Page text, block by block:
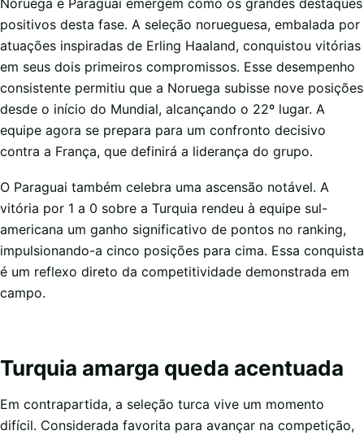
positivos desta fase. A seleção norueguesa, embalada por
atuações inspiradas de Erling Haaland, conquistou vitórias
em seus dois primeiros compromissos. Esse desempenho
consistente permitiu que a Noruega subisse nove posições
desde o início do Mundial, alcançando o 22º lugar. A
equipe agora se prepara para um confronto decisivo
contra a França, que definirá a liderança do grupo.
O Paraguai também celebra uma ascensão notável. A
vitória por 1 a 0 sobre a Turquia rendeu à equipe sul-
americana um ganho significativo de pontos no ranking,
impulsionando-a cinco posições para cima. Essa conquista
é um reflexo direto da competitividade demonstrada em
campo.
Turquia amarga queda acentuada
Em contrapartida, a seleção turca vive um momento
difícil. Considerada favorita para avançar na competição,